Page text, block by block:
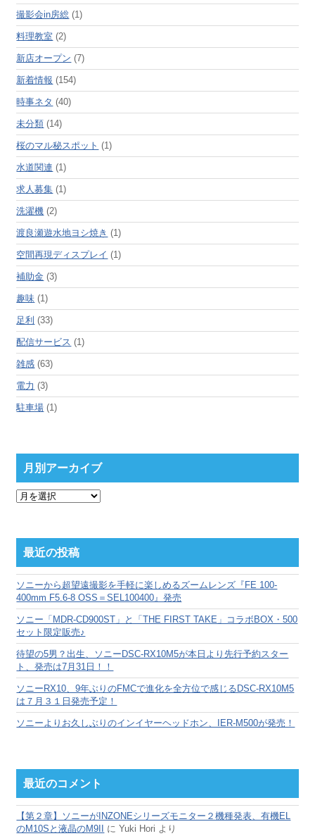
撮影会in房総 (1)
料理教室 (2)
新店オープン (7)
新着情報 (154)
時事ネタ (40)
未分類 (14)
桜のマル秘スポット (1)
水道関連 (1)
求人募集 (1)
洗濯機 (2)
渡良瀬遊水地ヨシ焼き (1)
空間再現ディスプレイ (1)
補助金 (3)
趣味 (1)
足利 (33)
配信サービス (1)
雑感 (63)
電力 (3)
駐車場 (1)
月別アーカイブ
月
ー
カ
ブ
最近の投稿
ソニーから超望遠撮影を手軽に楽しめるズームレンズ『FE 100-
400mm F5.6-8 OSS＝SEL100400』発売
ソニー「MDR-CD900ST」と「THE FIRST TAKE」コラボBOX・500
セット限定販売♪
待望の5男？出生、ソニーDSC-RX10M5が本日より先行予約スター
ト、発売は7月31日！！
ソニーRX10、9年ぶりのFMCで進化を全方位で感じるDSC-RX10M5
は７月３１日発売予定！
ソニーよりお久しぶりのインイヤーヘッドホン、IER-M500が発売！
最近のコメント
【第２章】ソニーがINZONEシリーズモニター２機種発表、有機EL
のM10Sと液晶のM9II
にYuki Hori より